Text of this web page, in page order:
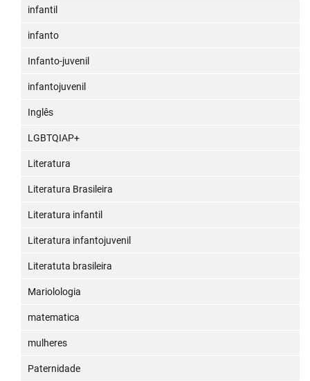
infantil
infanto
Infanto-juvenil
infantojuvenil
Inglês
LGBTQIAP+
Literatura
Literatura Brasileira
Literatura infantil
Literatura infantojuvenil
Literatuta brasileira
Mariolologia
matematica
mulheres
Paternidade